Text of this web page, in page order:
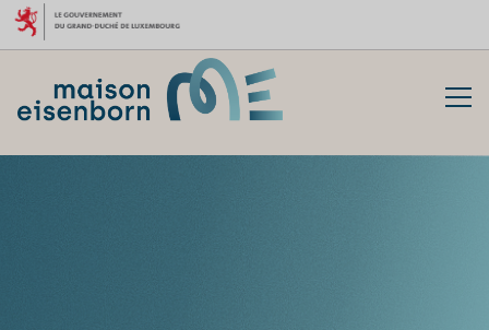
Skip to content